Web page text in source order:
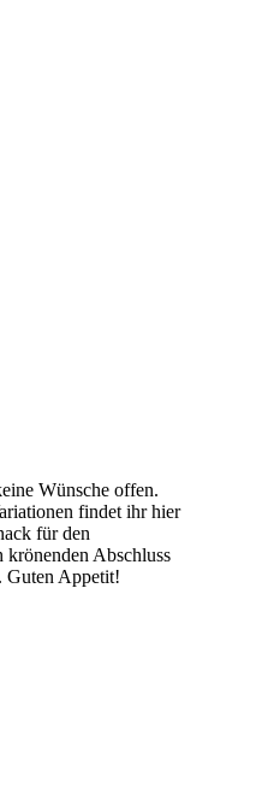
Wünsche offen.
findet ihr hier
für den
krönenden Abschluss
Guten Appetit!